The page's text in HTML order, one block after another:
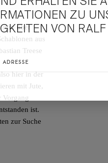
nun über
aus
Treese
hier in der
mit Jute,
ist.
zur Suche
ZU
VON